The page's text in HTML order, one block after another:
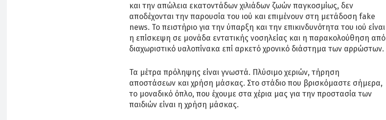
και την απώλεια εκατοντάδων χιλιάδων ζωών παγκοσμίως, δεν
αποδέχονται την παρουσία του ιού και επιμένουν στη μετάδοση fake
news. Το πειστήριο για την ύπαρξη και την επικινδυνότητα του ιού είναι
η επίσκεψη σε μονάδα εντατικής νοσηλείας και η παρακολούθηση από
διαχωριστικό υαλοπίνακα επί αρκετό χρονικό διάστημα των αρρώστων.
Τα μέτρα πρόληψης είναι γνωστά. Πλύσιμο χεριών, τήρηση
αποστάσεων και χρήση μάσκας. Στο στάδιο που βρισκόμαστε σήμερα,
το μοναδικό όπλο, που έχουμε στα χέρια μας για την προστασία των
παιδιών είναι η χρήση μάσκας.